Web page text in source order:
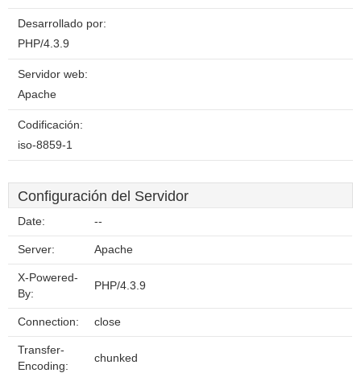
Desarrollado por:
PHP/4.3.9
Servidor web:
Apache
Codificación:
iso-8859-1
Configuración del Servidor
Date: --
Server: Apache
X-Powered-
By:
PHP/4.3.9
Connection: close
Transfer-
Encoding:
chunked